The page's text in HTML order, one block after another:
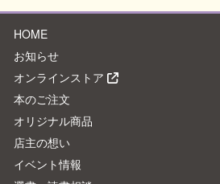
HOME
お知らせ
オンラインストア
本のご注文
オリジナル商品
店主の想い
イベント情報